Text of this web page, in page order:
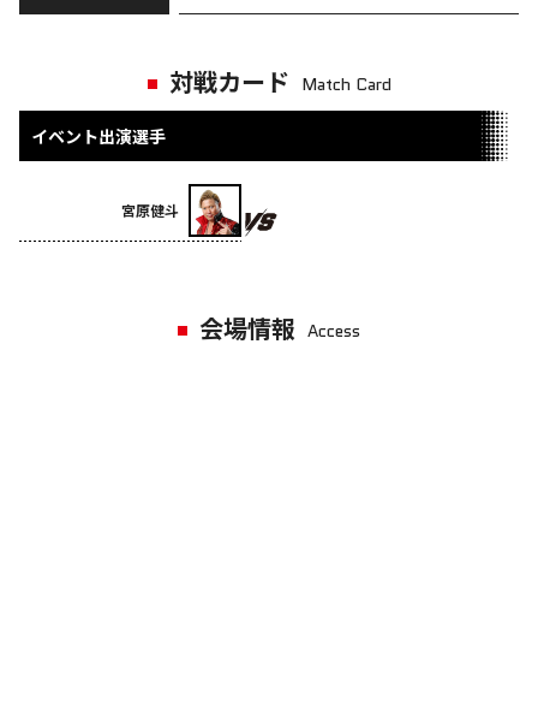
対戦カード Match Card
イベント出演選手
宮原健斗
会場情報 Access